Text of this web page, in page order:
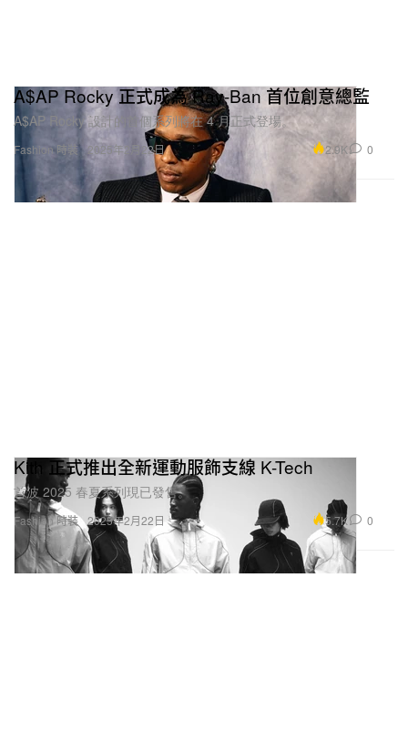
Fashion 時裝
A$AP Rocky 正式成為 Ray-Ban 首位創意總監
A$AP Rocky 設計的首個系列將在 4 月正式登場。
2025年2月22日 2.9K 0
Fashion 時裝
Kith 正式推出全新運動服飾支線 K-Tech
首波 2025 春夏系列現已發售。
2025年2月22日 5.7K 0